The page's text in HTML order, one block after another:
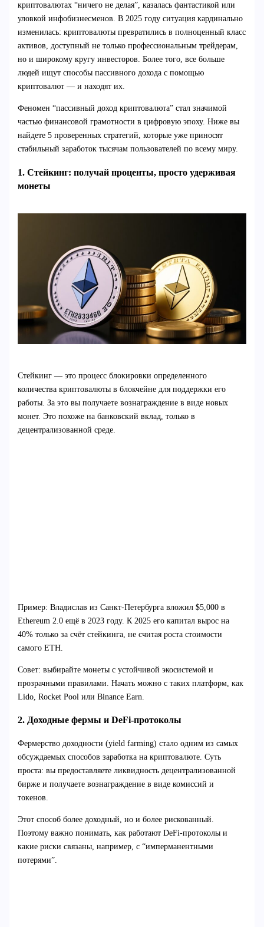
криптовалютах “ничего не делая”, казалась фантастикой или
уловкой инфобизнесменов. В 2025 году ситуация кардинально
изменилась: криптовалюты превратились в полноценный класс
активов, доступный не только профессиональным трейдерам,
но и широкому кругу инвесторов. Более того, все больше
людей ищут способы пассивного дохода с помощью
криптовалют — и находят их.
Феномен “пассивный доход криптовалюта” стал значимой
частью финансовой грамотности в цифровую эпоху. Ниже вы
найдете 5 проверенных стратегий, которые уже приносят
стабильный заработок тысячам пользователей по всему миру.
1. Стейкинг: получай проценты, просто удерживая
монеты
Стейкинг — это процесс блокировки определенного
количества криптовалюты в блокчейне для поддержки его
работы. За это вы получаете вознаграждение в виде новых
монет. Это похоже на банковский вклад, только в
децентрализованной среде.
Пример: Владислав из Санкт-Петербурга вложил $5,000 в
Ethereum 2.0 ещё в 2023 году. К 2025 его капитал вырос на
40% только за счёт стейкинга, не считая роста стоимости
самого ETH.
Совет: выбирайте монеты с устойчивой экосистемой и
прозрачными правилами. Начать можно с таких платформ, как
Lido, Rocket Pool или Binance Earn.
2. Доходные фермы и DeFi-протоколы
Фермерство доходности (yield farming) стало одним из самых
обсуждаемых способов заработка на криптовалюте. Суть
проста: вы предоставляете ликвидность децентрализованной
бирже и получаете вознаграждение в виде комиссий и
токенов.
Этот способ более доходный, но и более рискованный.
Поэтому важно понимать, как работают DeFi-протоколы и
какие риски связаны, например, с “имперманентными
потерями”.